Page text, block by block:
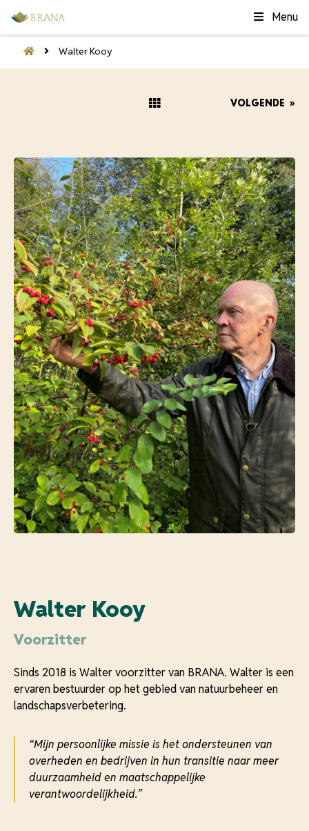
Menu
Walter Kooy
VOLGENDE »
Walter Kooy
Voorzitter
Sinds 2018 is Walter voorzitter van BRANA. Walter is een
ervaren bestuurder op het gebied van natuurbeheer en
landschapsverbetering.
“Mijn persoonlijke missie is het ondersteunen van
overheden en bedrijven in hun transitie naar meer
duurzaamheid en maatschappelijke
verantwoordelijkheid.”